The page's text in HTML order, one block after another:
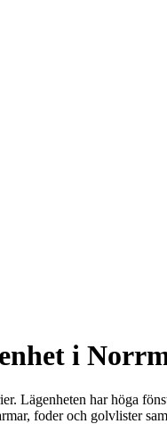
i
Lägenheten har höga
foder och golvlister